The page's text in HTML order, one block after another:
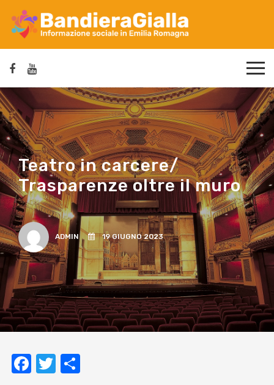
Teatro in carcere/
Trasparenze oltre il muro
ADMIN 19 GIUGNO 2023
Facebook
Twitter